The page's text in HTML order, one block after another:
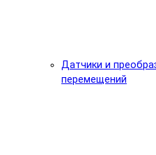
Датчики и
перемещений